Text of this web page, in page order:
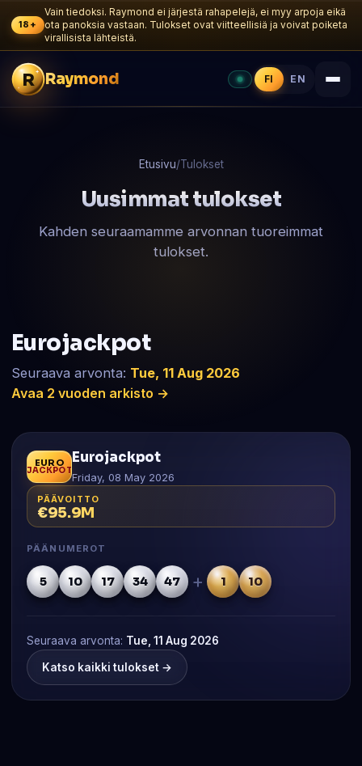
18+
Vain tiedoksi. Raymond ei järjestä rahapelejä, ei myy arpoja eikä
ota panoksia vastaan. Tulokset ovat viitteellisiä ja voivat poiketa
virallisista lähteistä.
R Raymond FI EN
Etusivu/Tulokset
Uusimmat tulokset
Kahden seuraamamme arvonnan tuoreimmat
tulokset.
Eurojackpot
Seuraava arvonta: Tue, 11 Aug 2026
Avaa 2 vuoden arkisto →
EURO
JACKPOT
Eurojackpot
Friday, 08 May 2026
PÄÄVOITTO
€95.9M
PÄÄNUMEROT
5 10 17 34 47 + 1 10
Seuraava arvonta: Tue, 11 Aug 2026
Katso kaikki tulokset →